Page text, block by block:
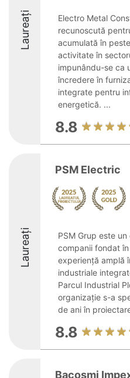
Laureați
Electro Metal
recunoscută
acumulată în
activitate în
impunându-se ca
încredere în
integrate pentru
energetică. ...
8.8
Laureați
PSM Electric
PSM Grup este
companii fondat
experiență amplă
industriale
Parcul Industrial
organizație s-a
de ani în
8.8
Bacosmi